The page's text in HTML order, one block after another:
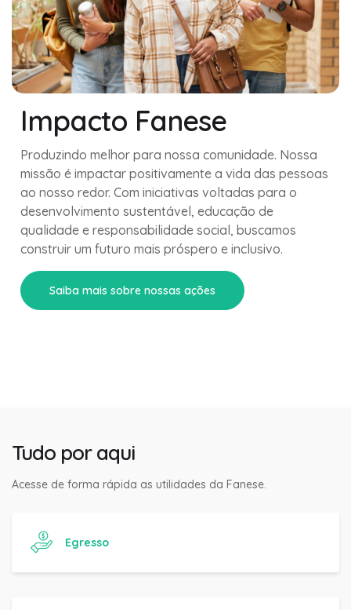
Impacto Fanese
Produzindo melhor para nossa comunidade. Nossa
missão é impactar positivamente a vida das pessoas
ao nosso redor. Com iniciativas voltadas para o
desenvolvimento sustentável, educação de
qualidade e responsabilidade social, buscamos
construir um futuro mais próspero e inclusivo.
Saiba mais sobre nossas ações
Tudo por aqui
Acesse de forma rápida as utilidades da Fanese.
Egresso